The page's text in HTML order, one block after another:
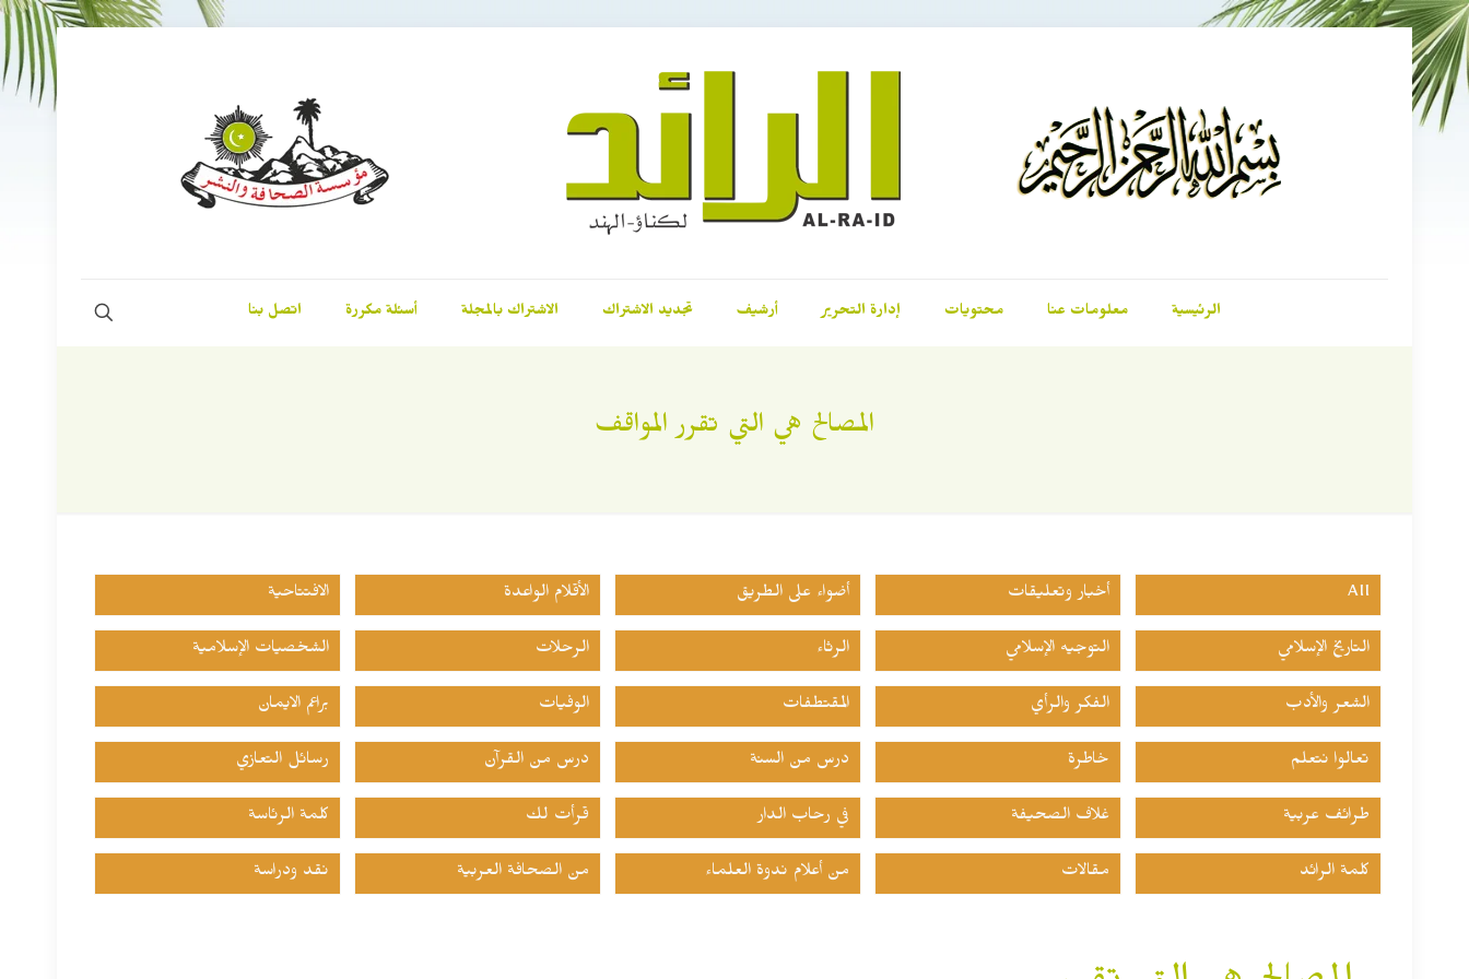
الرئيسية معلومات عنا محتويات إدارة التحرير أرشيف تجديد الاشتراك الاشتراك بالمجلة أسئلة مكررة اتصل بنا
المصالح هي التي تقرر المواقف
All أخبار وتعليقات أضواء على الطريق الأقلام الواعدة الافتتاحية
التاريخ الإسلامي التوجيه الإسلامي الرثاء الرحلات الشخصيات الإسلامية
الشعر والأدب الفكر والرأي المقتطفات الوفيات براعم الايمان
تعالوا نتعلم خاطرة درس من السنة درس من القرآن رسائل التعازي
طرائف عربية غلاف الصحيفة في رحاب الدار قرأت لك كلمة الرئاسة
كلمة الرائد مقالات من أعلام ندوة العلماء من الصحافة العربية نقد ودراسة